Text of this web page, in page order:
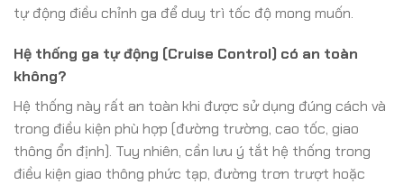
tự động điều chỉnh ga để duy trì tốc độ mong muốn.
Hệ thống ga tự động (Cruise Control) có an toàn
không?
Hệ thống này rất an toàn khi được sử dụng đúng cách và
trong điều kiện phù hợp (đường trường, cao tốc, giao
thông ổn định). Tuy nhiên, cần lưu ý tắt hệ thống trong
điều kiện giao thông phức tạp, đường trơn trượt hoặc